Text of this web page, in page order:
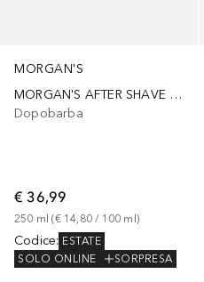
MORGAN'S
MORGAN'S AFTER SHAVE SPLASH
Dopobarba
€ 36,99
250 ml (€ 14,80 / 100 ml )
Codice: ESTATE
SOLO ONLINE
SORPRESA